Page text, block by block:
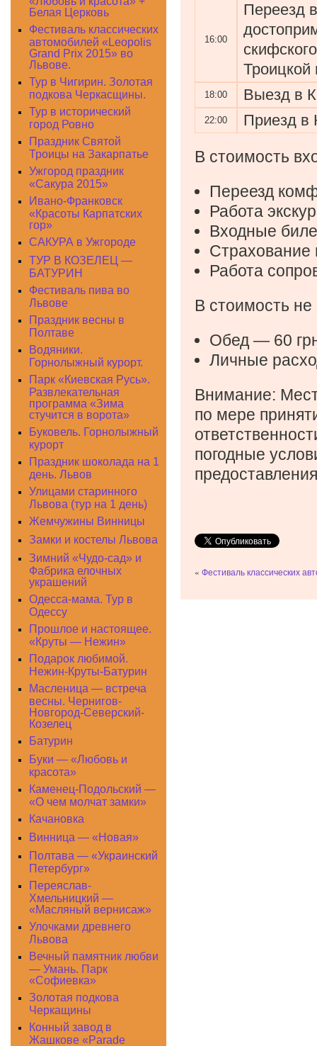
Белая Церковь
Фестиваль классических
автомобилей «Leopolis
Grand Prix 2015» во
Львове.
Тур в Чигирин. Золотая
подкова Черкасщины.
Тур в исторический
город Ровно
Праздник Святой
Троицы на Закарпатье
Ужгород праздник
«Сакура 2015»
Ивано-Франковск
«Красоты Карпатских
гор»
САКУРА в Ужгороде
ТУР В КОЗЕЛЕЦ —
БАТУРИН
Фестиваль пива во
Львове
Праздник весны в
Полтаве
Водяники.
Горнолыжный курорт.
Парк «Киевская Русь».
Развлекательная
программа «Зима
стучится в ворота»
Буковель. Горнолыжный
курорт
Праздник шоколада на 1
день. Львов
Улицами старинного
Львова (тур на 1 день)
Жемчужины Винницы
Замки и костелы Львова
Зимний «Чудо-сад» и
Фабрика елочных
украшений
Одесса-мама. Тур в
Одессу
Прошлое и настоящее.
«Круты — Нежин»
Подарок любимой.
Нежин-Круты-Батурин
Масленица — встреча
весны. Чернигов-
Новгород-Северский-
Козелец
Батурин
Буки — «Любовь и
красота»
Каменец-Подольский —
«О чем молчат замки»
Качановка
Винница — «Новая»
Полтава — «Украинский
Петербург»
Переяслав-
Хмельницкий —
«Масляный вернисаж»
Улочками древнего
Львова
Вечный памятник любви
— Умань. Парк
«Софиевка»
Золотая подкова
Черкащины
Конный завод в
Жашкове «Parade
16:00
Переезд
Троицкой
18:00 Выезд в
22:00 Приезд в
В стоимость
Переезд
Работа
Входные
Страхование
Работа
В стоимость не
Обед — 60
Личные
Внимание:
по мере
погодные
« Фестиваль классических